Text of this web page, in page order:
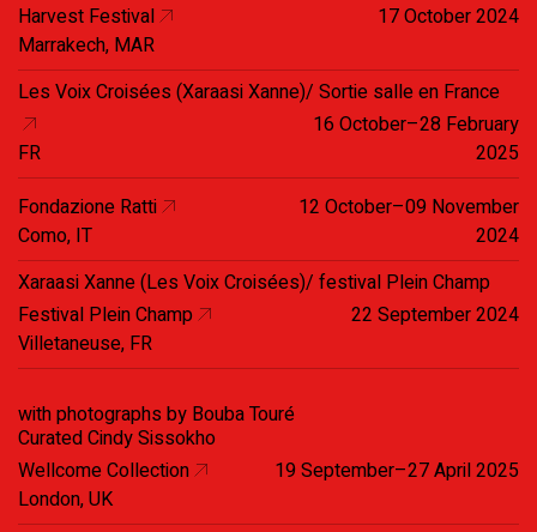
Harvest Festival
Marrakech, MAR
17 October 2024
Les Voix Croisées (Xaraasi Xanne)/ Sortie salle en France
FR
16 October–28 February
2025
Fondazione Ratti
Como, IT
12 October–09 November
2024
Xaraasi Xanne (Les Voix Croisées)/ festival Plein Champ
Festival Plein Champ
Villetaneuse, FR
22 September 2024
with photographs by Bouba Touré
Curated Cindy Sissokho
Wellcome Collection
London, UK
19 September–27 April 2025